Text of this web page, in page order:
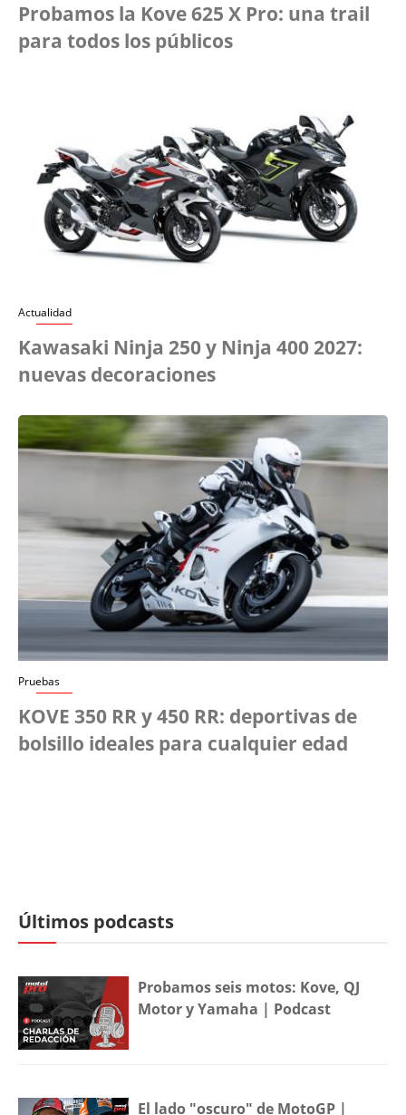
Probamos la Kove 625 X Pro: una trail
para todos los públicos
Actualidad
Kawasaki Ninja 250 y Ninja 400 2027:
nuevas decoraciones
Pruebas
KOVE 350 RR y 450 RR: deportivas de
bolsillo ideales para cualquier edad
Últimos podcasts
Probamos seis motos: Kove, QJ
Motor y Yamaha | Podcast
El lado "oscuro" de MotoGP |